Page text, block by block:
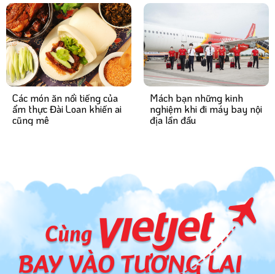
Các món ăn nổi tiếng của
ẩm thực Đài Loan khiến ai
cũng mê
Mách bạn những kinh
nghiệm khi đi máy bay nội
địa lần đầu